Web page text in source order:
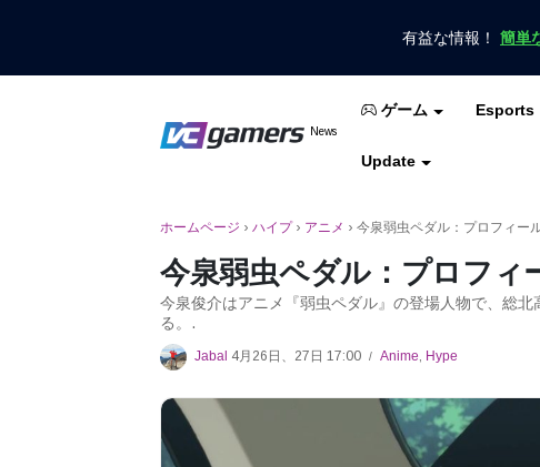
有益な情報！ 簡単
VCGamers ニュース
News
VCGamersだけで最新のゲームニュースを入手
ゲーム Esports
Update
フリーファイア
ホームページ › ハイプ› アニメ › 今泉弱虫ペダル：プロフィー
今泉弱虫ペダル：プロフィ
今泉俊介はアニメ『弱虫ペダル』の登場人物で、総
る。.
Jabal 4月26日、27日 17:00 / Anime, Hype